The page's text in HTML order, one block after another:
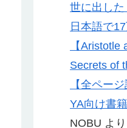
世に出し
日本語で
【
Secrets of
【全ペー
YA向け書
NOBU より